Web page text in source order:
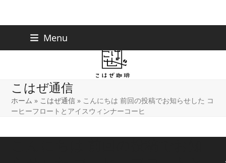
Menu
こはぜ通信
ホーム » こはぜ通信 » こんにちは 前回の投稿でお知らせした コ
ーヒーフロートとアイスウィンナーコーヒ